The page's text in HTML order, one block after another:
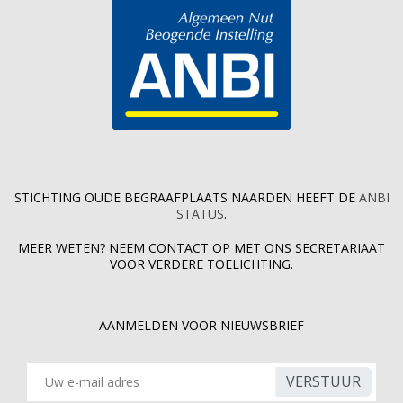
STICHTING OUDE BEGRAAFPLAATS NAARDEN HEEFT DE ANBI
STATUS.
MEER WETEN? NEEM CONTACT OP MET ONS SECRETARIAAT
VOOR VERDERE TOELICHTING.
AANMELDEN VOOR NIEUWSBRIEF
VERSTUUR